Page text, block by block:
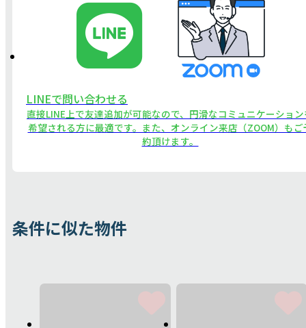
LINEで問い合わせる
直接LINE上で友達追加が可能なので、円滑なコミュニケーショ
希望される方に最適です。また、オンライン来店（ZOOM）もご
約頂けます。
条件に似た物件